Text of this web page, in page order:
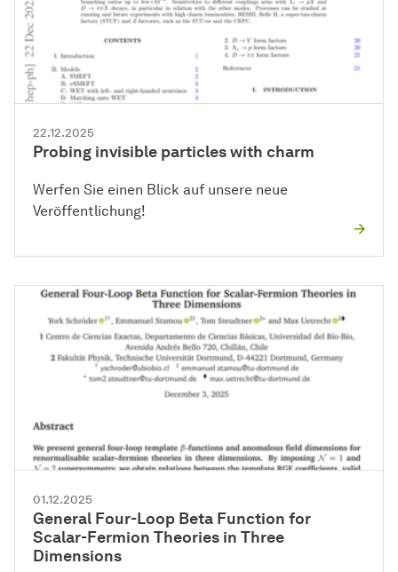
22.12.2025
Probing invisible particles with charm
Werfen Sie einen Blick auf unsere neue
Veröffentlichung!
01.12.2025
General Four-Loop Beta Function for
Scalar-Fermion Theories in Three
Dimensions